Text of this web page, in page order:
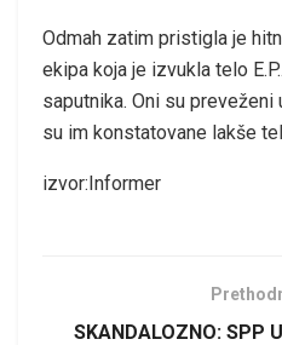
Odmah zatim pristigla je
ekipa koja je izvukla telo
saputnika. Oni su
su im konstatovane lakše
izvor:Informer
SKANDALOZNO: SPP